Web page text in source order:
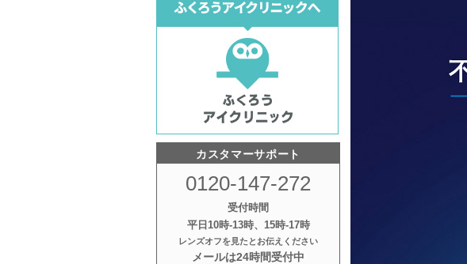
カスタマーサポート
0120-147-272
受付時間
平日10時‐13時、15時‐17時
レンズオフを見たとお伝えください
メールは24時間受付中